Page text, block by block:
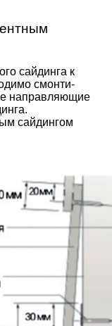
сайдинга к
смонти­
направляю­щие